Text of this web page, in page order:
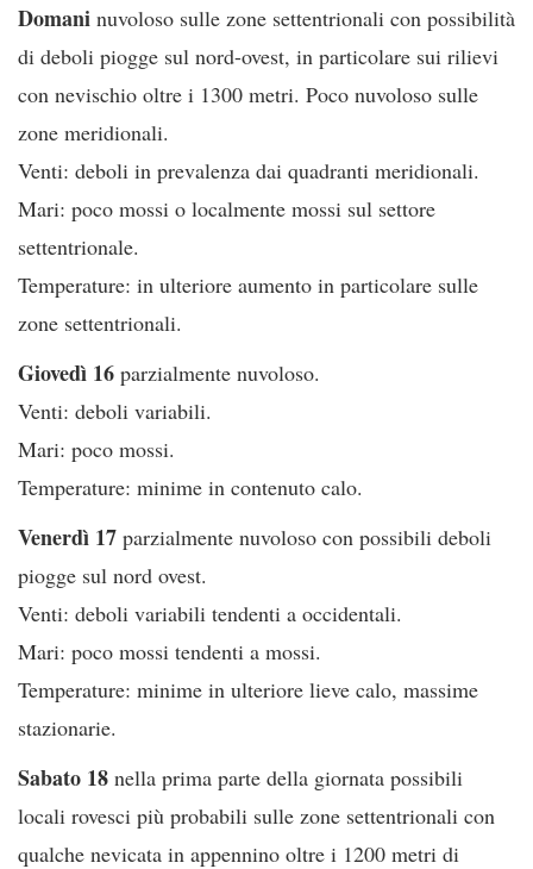
Domani nuvoloso sulle zone settentrionali con possibilità
di deboli piogge sul nord-ovest, in particolare sui rilievi
con nevischio oltre i 1300 metri. Poco nuvoloso sulle
zone meridionali.
Venti: deboli in prevalenza dai quadranti meridionali.
Mari: poco mossi o localmente mossi sul settore
settentrionale.
Temperature: in ulteriore aumento in particolare sulle
zone settentrionali.
Giovedì 16 parzialmente nuvoloso.
Venti: deboli variabili.
Mari: poco mossi.
Temperature: minime in contenuto calo.
Venerdì 17 parzialmente nuvoloso con possibili deboli
piogge sul nord ovest.
Venti: deboli variabili tendenti a occidentali.
Mari: poco mossi tendenti a mossi.
Temperature: minime in ulteriore lieve calo, massime
stazionarie.
Sabato 18 nella prima parte della giornata possibili
locali rovesci più probabili sulle zone settentrionali con
qualche nevicata in appennino oltre i 1200 metri di